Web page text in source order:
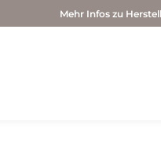
Mehr Infos zu